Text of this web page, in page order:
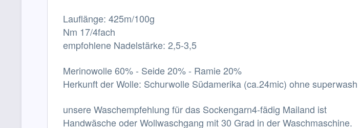
Lauflänge: 425m/100g
Nm 17/4fach
empfohlene Nadelstärke: 2,5-3,5
Merinowolle 60% - Seide 20% - Ramie 20%
Herkunft der Wolle: Schurwolle Südamerika (ca.24mic) ohne superwash
unsere Waschempfehlung für das Sockengarn4-fädig Mailand ist
Handwäsche oder Wollwaschgang mit 30 Grad in der Waschmaschine.